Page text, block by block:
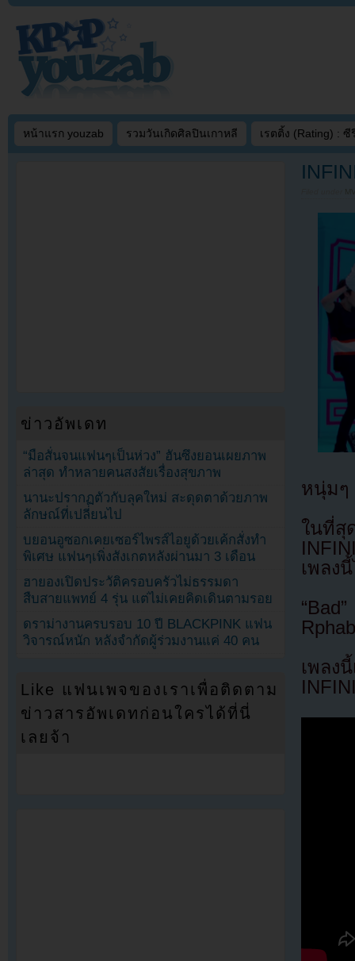
หน้าแรก youzab รวมวันเกิดศิลปินเกาหลี เรตติ้ง (Rating) : ซี
หนุ่มๆ
ในที่สุ
เพลง
เพล
ข่าวอัพเดท
“มือสั่นจนแฟนๆเป็นห่วง” ฮันซึงยอนเผยภาพ
ล่าสุด ทำหลายคนสงสัยเรื่องสุขภาพ
นานะปรากฏตัวกับลุคใหม่ สะดุดตาด้วยภาพ
ลักษณ์ที่เปลี่ยนไป
บยอนอูซอกเคยเซอร์ไพรส์ไอยูด้วยเค้กสั่งทำ
พิเศษ แฟนๆเพิ่งสังเกตหลังผ่านมา 3 เดือน
ฮายองเปิดประวัติครอบครัวไม่ธรรมดา
สืบสายแพทย์ 4 รุ่น แต่ไม่เคยคิดเดินตามรอย
ดราม่างานครบรอบ 10 ปี BLACKPINK แฟน
วิจารณ์หนัก หลังจำกัดผู้ร่วมงานแค่ 40 คน
Like แฟนเพจของเราเพื่อติดตาม
ข่าวสารอัพเดทก่อนใครได้ที่นี่
เลยจ้า